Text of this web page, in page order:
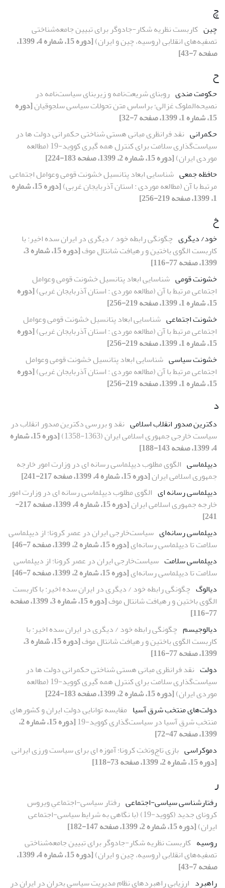
چ
چین کاربست نظریه شکار-جادوگر برای تبیین جامعه‌شناختی
تصفیه‌های انقلابی (روسیه، چین و ایران)
[دوره 15، شماره 4، 1399،
صفحه 7-43]
ح
حکومت مندی روبنای شریعت‌‌نامه و زیربنای سیاست‌‌نامه در
نصیحه‌‌الملوک غزالی؛ براساس متن تحولات سیاسی سلجوقیان[دوره
15، شماره 1، 1399، صفحه 7-32]
حکمرانی نقد فرانظری مبانی هستی شناختی حکمرانی دولت ها در
سیاست‌گذاری سلامت برای کنترل همه گیری کووید-19 (مطالعه
موردی ایران)[دوره 15، شماره 2، 1399، صفحه 183-224]
حافظه جمعی شناسایی ابعاد پتانسیل خشونت قومی وعوامل اجتماعی
مرتبط با آن (مطالعه موردی : استان آذربایجان غربی)
[دوره 15، شماره
1، 1399، صفحه 219-256]
خ
خود/ دیگری چگونگی رابطه خود / دیگری در ایران سده اخیر: با
کاربست الگوی باختین و رهیافت شانتال موف
[دوره 15، شماره 3،
1399، صفحه 77-116]
خشونت قومی شناسایی ابعاد پتانسیل خشونت قومی وعوامل
اجتماعی مرتبط با آن (مطالعه موردی : استان آذربایجان غربی)[دوره
15، شماره 1، 1399، صفحه 219-256]
خشونت اجتماعی شناسایی ابعاد پتانسیل خشونت قومی وعوامل
اجتماعی مرتبط با آن (مطالعه موردی : استان آذربایجان غربی)[دوره
15، شماره 1، 1399، صفحه 219-256]
خشونت سیاسی شناسایی ابعاد پتانسیل خشونت قومی وعوامل
اجتماعی مرتبط با آن (مطالعه موردی : استان آذربایجان غربی)[دوره
15، شماره 1، 1399، صفحه 219-256]
د
دکترین صدور انقلاب اسلامی نقد و بررسی دکترین صدور انقلاب در
سیاست خارجی جمهوری اسلامی ایران (1363-1358)
[دوره 15، شماره
4، 1399، صفحه 143-188]
دیپلماسی الگوی مطلوب دیپلماسی رسانه ای در وزارت امور خارجه
جمهوری اسلامی ایران[دوره 15، شماره 4، 1399، صفحه 217-241]
دیپلماسی رسانه ای الگوی مطلوب دیپلماسی رسانه ای در وزارت امور
خارجه جمهوری اسلامی ایران
[دوره 15، شماره 4، 1399، صفحه 217-
241]
دیپلماسی رسانه‌ای سیاست‌خارجی ایران در عصر کرونا؛ از دیپلماسی
سلامت تا دیپلماسی رسانه‌ای[دوره 15، شماره 2، 1399، صفحه 7-46]
دیپلماسی سلامت سیاست‌خارجی ایران در عصر کرونا؛ از دیپلماسی
سلامت تا دیپلماسی رسانه‌ای[دوره 15، شماره 2، 1399، صفحه 7-46]
دیالوگ چگونگی رابطه خود / دیگری در ایران سده اخیر: با کاربست
الگوی باختین و رهیافت شانتال موف
[دوره 15، شماره 3، 1399، صفحه
77-116]
دیالوجیسم چگونگی رابطه خود / دیگری در ایران سده اخیر: با
کاربست الگوی باختین و رهیافت شانتال موف
[دوره 15، شماره 3،
1399، صفحه 77-116]
دولت نقد فرانظری مبانی هستی شناختی حکمرانی دولت ها در
سیاست‌گذاری سلامت برای کنترل همه گیری کووید-19 (مطالعه
موردی ایران)[دوره 15، شماره 2، 1399، صفحه 183-224]
دولت‌های منتخب شرق آسیا مقایسه توانایی دولتِ ایران و کشور‌های
منتخبِ شرقِ آسیا در سیاست‌گذاری کووید-19
[دوره 15، شماره 2،
1399، صفحه 47-72]
دموکراسی بازی تاج‌وتختِ کرونا؛ آموزه ای برای سیاست ورزی ایرانی
[دوره 15، شماره 2، 1399، صفحه 73-118]
ر
رفتارشناسی سیاسی-اجتماعی رفتار سیاسی-اجتماعیِ ویروس
کرونای جدید (کووید-19) (با نگاهی به شرایط سیاسی-اجتماعی
ایران)[دوره 15، شماره 2، 1399، صفحه 147-182]
روسیه کاربست نظریه شکار-جادوگر برای تبیین جامعه‌شناختی
تصفیه‌های انقلابی (روسیه، چین و ایران)
[دوره 15، شماره 4، 1399،
صفحه 7-43]
راهبرد ارزیابی راهبردهای نظام مدیریت سیاسی بحران در ایران در